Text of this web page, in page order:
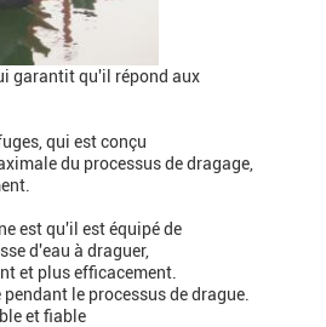
garantit qu'il répond aux
qui est conçu
du processus de dragage,
est qu'il est équipé de
d'eau à draguer,
et plus efficacement.
le processus de drague.
et fiable